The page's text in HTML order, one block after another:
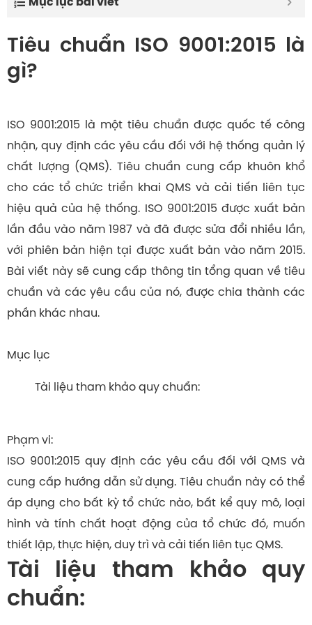
Tiêu chuẩn ISO 9001:2015 là
gì?
ISO 9001:2015 là một tiêu chuẩn được quốc tế công
nhận, quy định các yêu cầu đối với hệ thống quản lý
chất lượng (QMS). Tiêu chuẩn cung cấp khuôn khổ
cho các tổ chức triển khai QMS và cải tiến liên tục
hiệu quả của hệ thống. ISO 9001:2015 được xuất bản
lần đầu vào năm 1987 và đã được sửa đổi nhiều lần,
với phiên bản hiện tại được xuất bản vào năm 2015.
Bài viết này sẽ cung cấp thông tin tổng quan về tiêu
chuẩn và các yêu cầu của nó, được chia thành các
phần khác nhau.
Mục lục
Tài liệu tham khảo quy chuẩn:
Phạm vi:
ISO 9001:2015 quy định các yêu cầu đối với QMS và
cung cấp hướng dẫn sử dụng. Tiêu chuẩn này có thể
áp dụng cho bất kỳ tổ chức nào, bất kể quy mô, loại
hình và tính chất hoạt động của tổ chức đó, muốn
thiết lập, thực hiện, duy trì và cải tiến liên tục QMS.
Tài liệu tham khảo quy
chuẩn: